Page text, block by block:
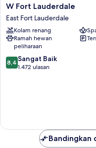
W
Fort
Lauderdale
East
Fort
Lauderdale
W Fort Lauderdale
East Fort Lauderdale
Kolam renang
Ramah hewan
peliharaan
8.4
dari
8,4 Sangat Baik
1.472 ulasan
Bandingkan